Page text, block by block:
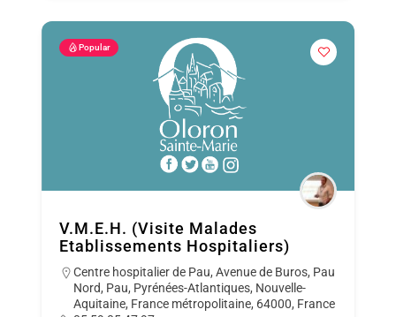
Popular
V.M.E.H. (Visite Malades
Etablissements Hospitaliers)
Centre hospitalier de Pau, Avenue de Buros, Pau
Nord, Pau, Pyrénées-Atlantiques, Nouvelle-
Aquitaine, France métropolitaine, 64000, France